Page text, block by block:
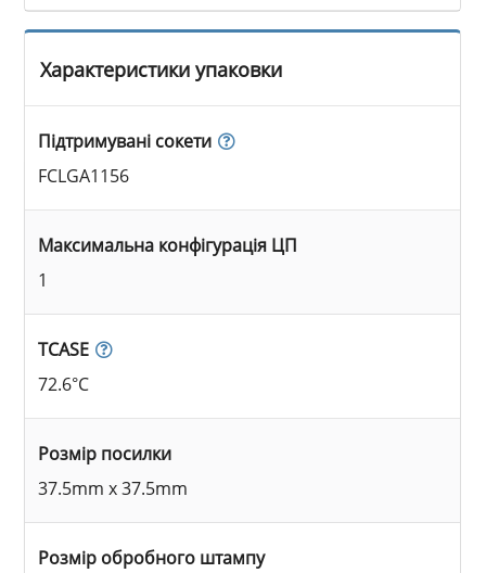
Характеристики упаковки
Підтримувані сокети
FCLGA1156
Максимальна конфігурація ЦП
1
TCASE
72.6°C
Розмір посилки
37.5mm x 37.5mm
Розмір обробного штампу